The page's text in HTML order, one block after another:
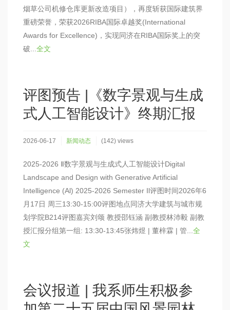
烟草公司机修仓库更新改造项目），再度斩获国际建筑界
重磅荣誉，荣获2026RIBA国际卓越奖(International
Awards for Excellence)，实现同济在RIBA国际奖上的突
破... 全文
评图预告 |《数字景观与生成
式人工智能设计》终期汇报
2026-06-17 新闻动态 (142) views
2025-2026 Ⅱ数字景观与生成式人工智能设计Digital
Landscape and Design with Generative Artificial
Intelligence (Al) 2025-2026 Semester Il评图时间2026年6
月17日 周三13:30-15:00评图地点同济大学建筑与城市规
划学院B214评图嘉宾刘颂 教授邵钰涵 副教授林沛毅 副教
授汇报分组第一组: 13:30-13:45张炜煜 | 董梓霖 | 管... 全
文
会议报道 | 我系师生积极参